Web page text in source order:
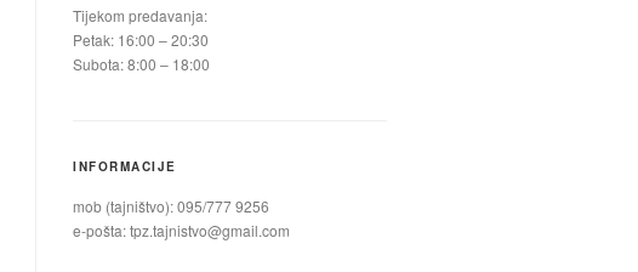
Tijekom predavanja:
Petak: 16:00 – 20:30
Subota: 8:00 – 18:00
INFORMACIJE
mob (tajništvo): 095/777 9256
e-pošta:tpz.tajnistvo@gmail.com